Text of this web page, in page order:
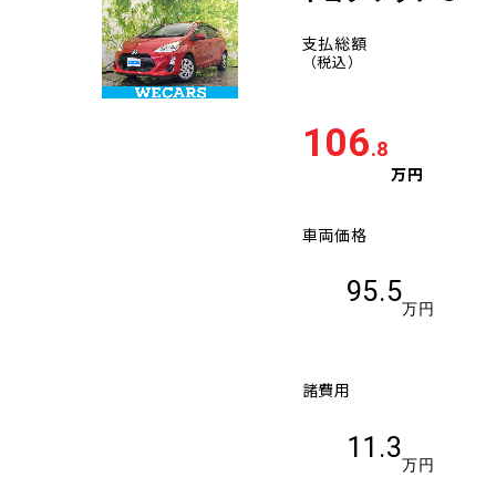
支払総額
（税込）
106.8
万円
車両価格
95.5
万円
諸費用
11.3
万円